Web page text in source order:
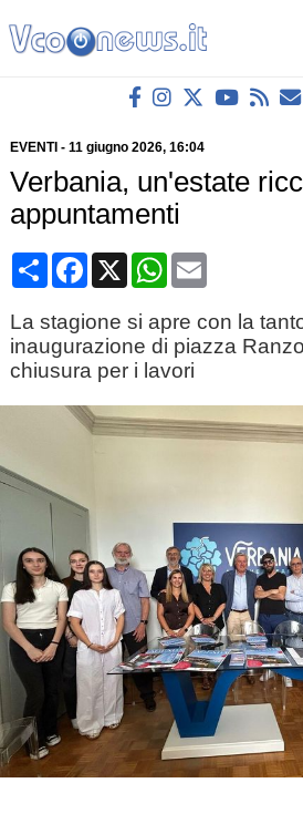
EVENTI - 11 giugno 2026, 16:04
Verbania, un'estate
appuntamenti
CondividiFacebook
X WhatsApp
Email
La stagione si apre con la
inaugurazione di piazza
chiusura per i lavori